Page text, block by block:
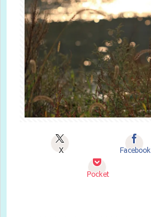
X Facebook
Pocket